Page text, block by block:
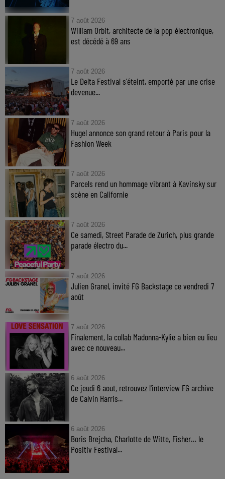
7 août 2026
William Orbit, architecte de la pop électronique,
est décédé à 69 ans
7 août 2026
Le Delta Festival s'éteint, emporté par une crise
devenue...
7 août 2026
Hugel annonce son grand retour à Paris pour la
Fashion Week
7 août 2026
Parcels rend un hommage vibrant à Kavinsky sur
scène en Californie
7 août 2026
Ce samedi, Street Parade de Zurich, plus grande
parade électro du...
7 août 2026
Julien Granel, invité FG Backstage ce vendredi 7
août
7 août 2026
Finalement, la collab Madonna-Kylie a bien eu lieu
avec ce nouveau...
6 août 2026
Ce jeudi 6 aout, retrouvez l'interview FG archive
de Calvin Harris...
6 août 2026
Boris Brejcha, Charlotte de Witte, Fisher… le
Positiv Festival...